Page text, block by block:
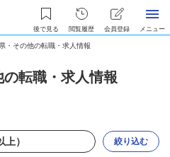
後で見る 閲覧履歴 会員登録 メニュー
・その他の転職・求人情報
転職・求人情報
絞り込む